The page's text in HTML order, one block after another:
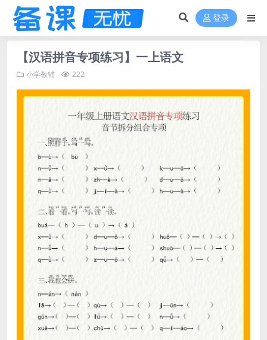
登录
【汉语拼音专项练习】一上语文
小学教辅 222